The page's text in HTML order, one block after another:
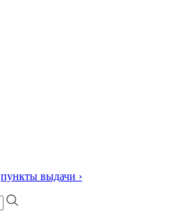
пункты выдачи ›